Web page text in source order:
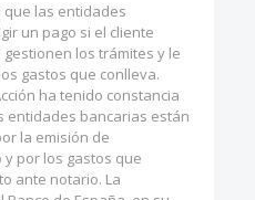
que las entidades
un pago si el cliente
los trámites y le
gastos que conlleva.
ha tenido constancia
entidades bancarias están
la emisión de
por los gastos que
ante notario. La